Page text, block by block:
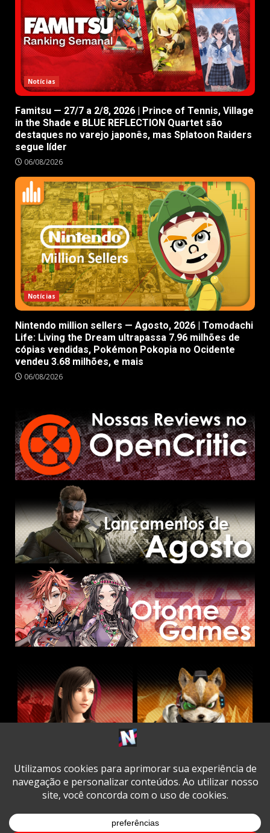
Notícias
Famitsu — 27/7 a 2/8, 2026 | Prince of Tennis, Village
in the Shade e BLUE REFLECTION Quartet são
destaques no varejo japonês, mas Splatoon Raiders
segue líder
06/08/2026
Notícias
Nintendo million sellers — Agosto, 2026 | Tomodachi
Life: Living the Dream ultrapassa 7.96 milhões de
cópias vendidas, Pokémon Pokopia no Ocidente
vendeu 3.68 milhões, e mais
06/08/2026
TwitterFacebook
Instagram
YoutubeSpotifyCookie
Policy